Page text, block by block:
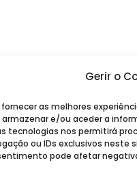
Gerir o
fornecer as melhores
armazenar e/ou aceder a
tecnologias nos permitirá
ou IDs exclusivos neste
pode afetar